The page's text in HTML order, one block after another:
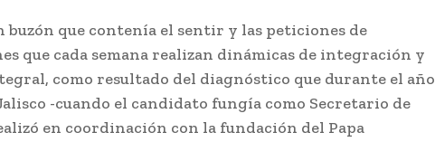
buzón que contenía el sentir y las peticiones de
que cada semana realizan dinámicas de integración y
como resultado del diagnóstico que durante el año
-cuando el candidato fungía como Secretario de
en coordinación con la fundación del Papa